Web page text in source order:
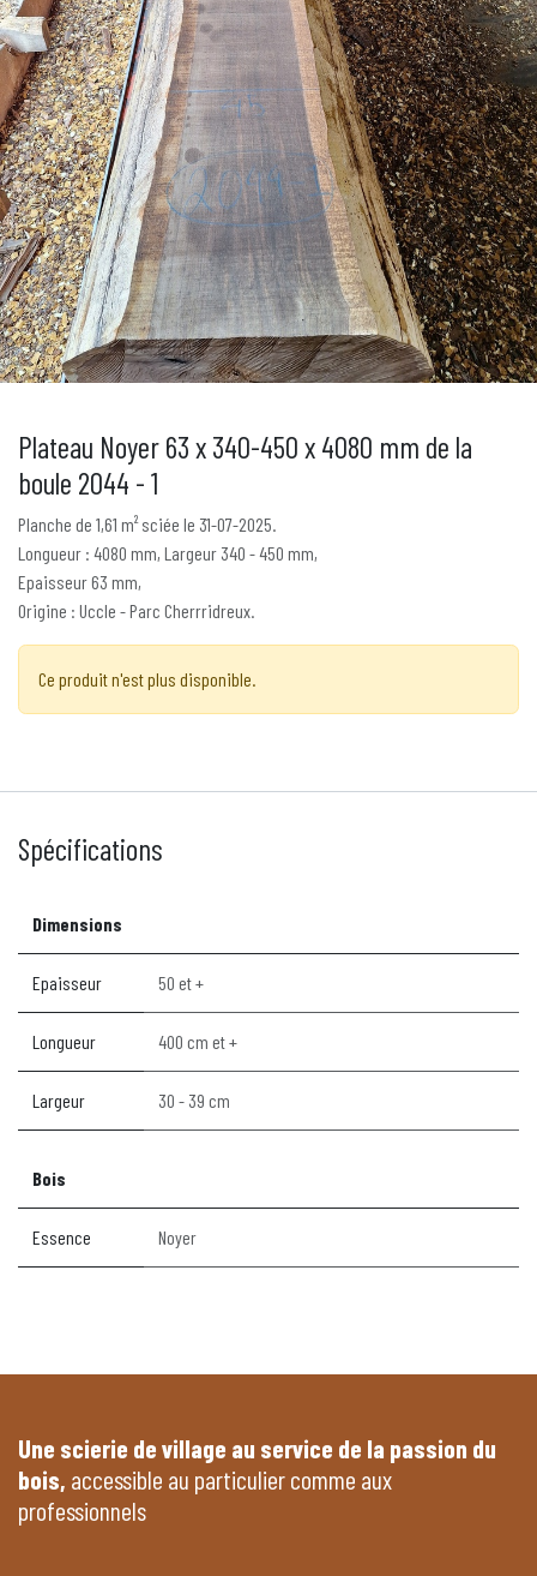
Plateau Noyer 63 x 340-450 x 4080 mm de la
boule 2044 - 1
Planche de 1,61 m² sciée le 31-07-2025.
Longueur : 4080 mm, Largeur 340 - 450 mm,
Epaisseur 63 mm,
Origine : Uccle - Parc Cherrridreux.
Ce produit n'est plus disponible.
Spécifications
Dimensions
Epaisseur 50 et +
Longueur 400 cm et +
Largeur 30 - 39 cm
Bois
Essence Noyer
Une scierie de village au service de la passion du
bois, accessible au particulier comme aux
professionnels